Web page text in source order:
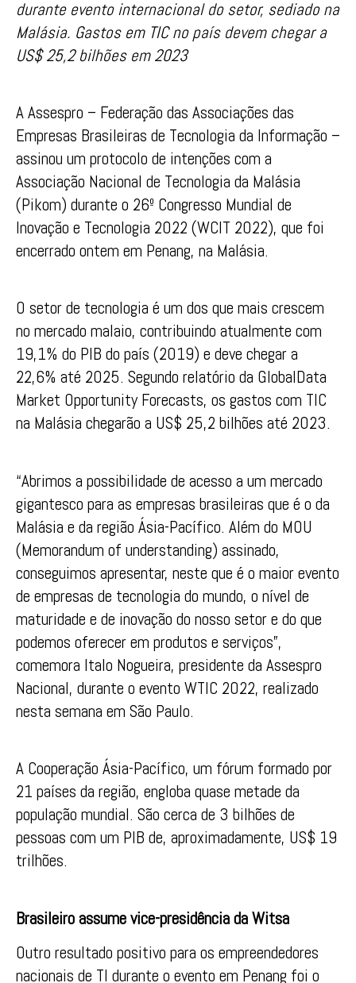
durante evento internacional do setor, sediado na
Malásia. Gastos em TIC no país devem chegar a
US$ 25,2 bilhões em 2023
A Assespro – Federação das Associações das
Empresas Brasileiras de Tecnologia da Informação –
assinou um protocolo de intenções com a
Associação Nacional de Tecnologia da Malásia
(Pikom) durante o 26º Congresso Mundial de
Inovação e Tecnologia 2022 (WCIT 2022), que foi
encerrado ontem em Penang, na Malásia.
O setor de tecnologia é um dos que mais crescem
no mercado malaio, contribuindo atualmente com
19,1% do PIB do país (2019) e deve chegar a
22,6% até 2025. Segundo relatório da GlobalData
Market Opportunity Forecasts, os gastos com TIC
na Malásia chegarão a US$ 25,2 bilhões até 2023.
“Abrimos a possibilidade de acesso a um mercado
gigantesco para as empresas brasileiras que é o da
Malásia e da região Ásia-Pacífico. Além do MOU
(Memorandum of understanding) assinado,
conseguimos apresentar, neste que é o maior evento
de empresas de tecnologia do mundo, o nível de
maturidade e de inovação do nosso setor e do que
podemos oferecer em produtos e serviços”,
comemora Italo Nogueira, presidente da Assespro
Nacional, durante o evento WTIC 2022, realizado
nesta semana em São Paulo.
A Cooperação Ásia-Pacífico, um fórum formado por
21 países da região, engloba quase metade da
população mundial. São cerca de 3 bilhões de
pessoas com um PIB de, aproximadamente, US$ 19
trilhões.
Brasileiro assume vice-presidência da Witsa
Outro resultado positivo para os empreendedores
nacionais de TI durante o evento em Penang foi o